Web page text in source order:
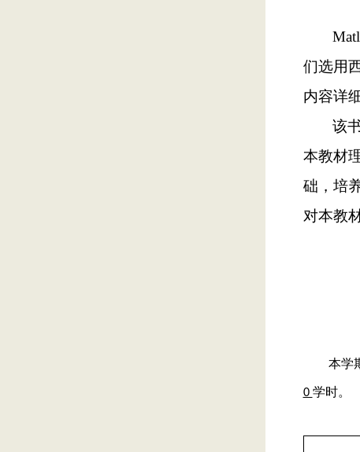
们选用
内容详
该
本教材
础，培
对本教
本学
0 学时。